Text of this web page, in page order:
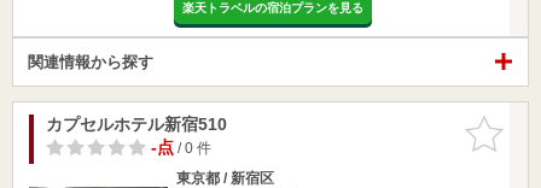
楽天トラベルの宿泊プランを見る
関連情報から探す
お気に入
りに追加
カプセルホテル新宿510
-点/ 0 件
東京都 / 新宿区